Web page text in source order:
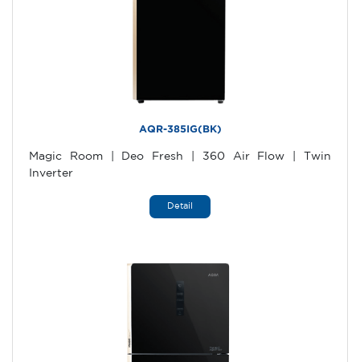
AQR-385IG(BK)
Magic Room | Deo Fresh | 360 Air Flow | Twin
Inverter
Detail